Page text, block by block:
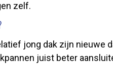
zelf.
jong dak zijn nieuwe
juist beter